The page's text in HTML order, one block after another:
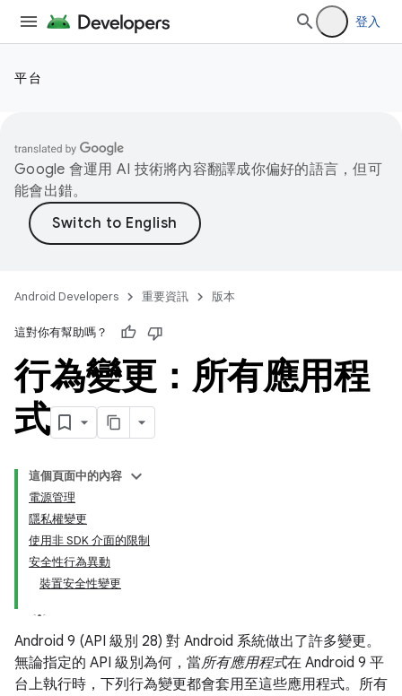
登入
平台
Google 會運用 AI 技術將內容翻譯成你偏好的語言，但可
能會出錯。
Android Developers 重要資訊 版本
這對你有幫助嗎？
行為變更：所有應用程
式
這個頁面中的內容
電源管理
隱私權變更
使用非 SDK 介面的限制
安全性行為異動
裝置安全性變更
Android 9 (API 級別 28) 對 Android 系統做出了許多變更。
無論指定的 API 級別為何，當所有應用程式在 Android 9 平
台上執行時，下列行為變更都會套用至這些應用程式。所有